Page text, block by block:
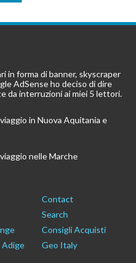
in forma di banner, skyscraper
AdSense ho deciso di dire
da interruzioni ai miei 5 lettori.
in Nuova Aquitania e
nelle Marche
Contact
Search
Consigli Acquisti
Geo Italy